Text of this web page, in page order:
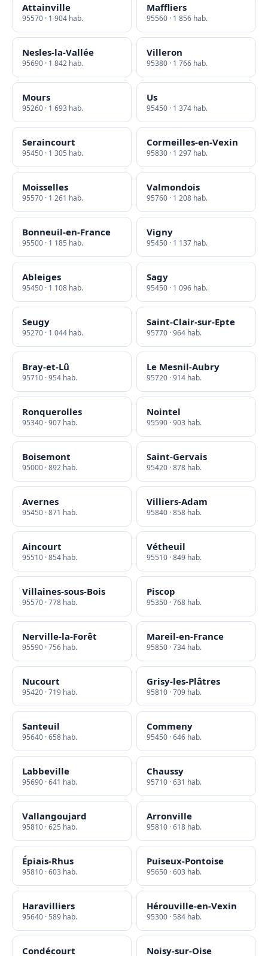
Attainville
95570 · 1 904 hab.
Maffliers
95560 · 1 856 hab.
Nesles-la-Vallée
95690 · 1 842 hab.
Villeron
95380 · 1 766 hab.
Mours
95260 · 1 693 hab.
Us
95450 · 1 374 hab.
Seraincourt
95450 · 1 305 hab.
Cormeilles-en-Vexin
95830 · 1 297 hab.
Moisselles
95570 · 1 261 hab.
Valmondois
95760 · 1 208 hab.
Bonneuil-en-France
95500 · 1 185 hab.
Vigny
95450 · 1 137 hab.
Ableiges
95450 · 1 108 hab.
Sagy
95450 · 1 096 hab.
Seugy
95270 · 1 044 hab.
Saint-Clair-sur-Epte
95770 · 964 hab.
Bray-et-Lû
95710 · 954 hab.
Le Mesnil-Aubry
95720 · 914 hab.
Ronquerolles
95340 · 907 hab.
Nointel
95590 · 903 hab.
Boisemont
95000 · 892 hab.
Saint-Gervais
95420 · 878 hab.
Avernes
95450 · 871 hab.
Villiers-Adam
95840 · 858 hab.
Aincourt
95510 · 854 hab.
Vétheuil
95510 · 849 hab.
Villaines-sous-Bois
95570 · 778 hab.
Piscop
95350 · 768 hab.
Nerville-la-Forêt
95590 · 756 hab.
Mareil-en-France
95850 · 734 hab.
Nucourt
95420 · 719 hab.
Grisy-les-Plâtres
95810 · 709 hab.
Santeuil
95640 · 658 hab.
Commeny
95450 · 646 hab.
Labbeville
95690 · 641 hab.
Chaussy
95710 · 631 hab.
Vallangoujard
95810 · 625 hab.
Arronville
95810 · 618 hab.
Épiais-Rhus
95810 · 603 hab.
Puiseux-Pontoise
95650 · 603 hab.
Haravilliers
95640 · 589 hab.
Hérouville-en-Vexin
95300 · 584 hab.
Condécourt Noisy-sur-Oise